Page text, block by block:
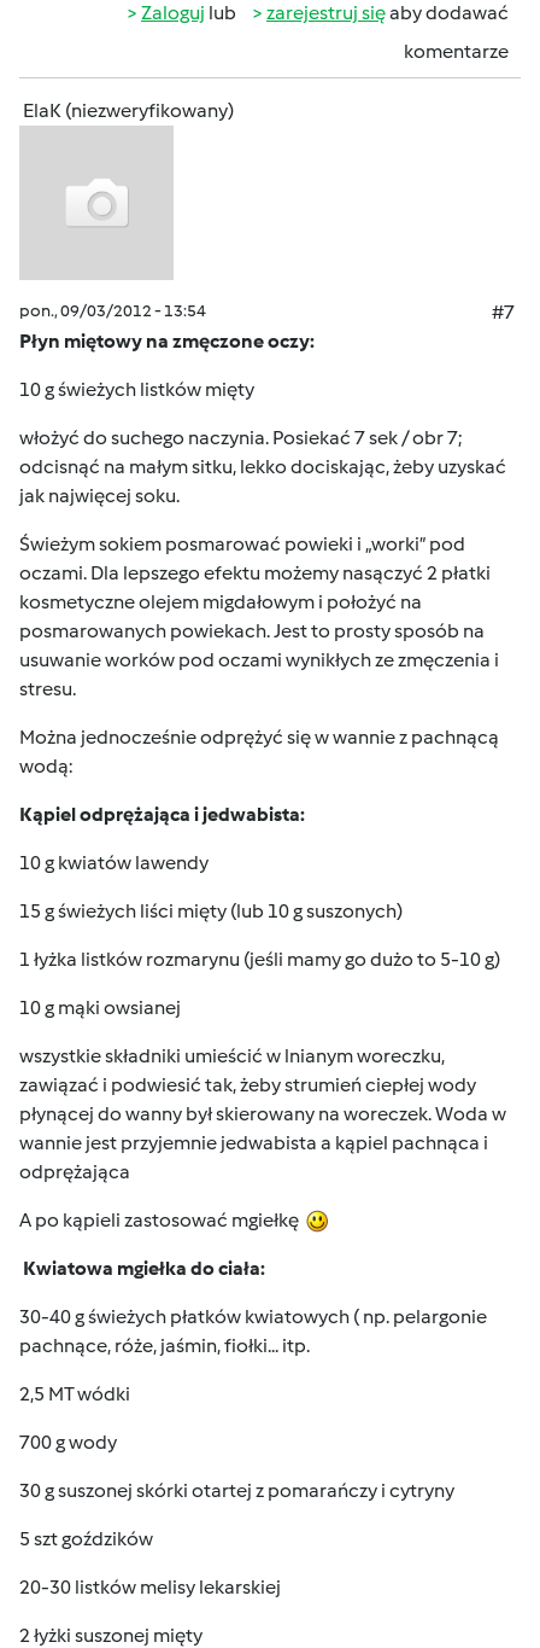
Zaloguj lub zarejestruj sięaby dodawać
komentarze
ElaK (niezweryfikowany)
pon., 09/03/2012 - 13:54
#7
Płyn miętowy na zmęczone oczy:
10 g świeżych listków mięty
włożyć do suchego naczynia. Posiekać 7 sek / obr 7;
odcisnąć na małym sitku, lekko dociskając, żeby uzyskać
jak najwięcej soku.
Świeżym sokiem posmarować powieki i „worki” pod
oczami. Dla lepszego efektu możemy nasączyć 2 płatki
kosmetyczne olejem migdałowym i położyć na
posmarowanych powiekach. Jest to prosty sposób na
usuwanie worków pod oczami wynikłych ze zmęczenia i
stresu.
Można jednocześnie odprężyć się w wannie z pachnącą
wodą:
Kąpiel odprężająca i jedwabista:
10 g kwiatów lawendy
15 g świeżych liści mięty (lub 10 g suszonych)
1 łyżka listków rozmarynu (jeśli mamy go dużo to 5-10 g)
10 g mąki owsianej
wszystkie składniki umieścić w lnianym woreczku,
zawiązać i podwiesić tak, żeby strumień ciepłej wody
płynącej do wanny był skierowany na woreczek. Woda w
wannie jest przyjemnie jedwabista a kąpiel pachnąca i
odprężająca
A po kąpieli zastosować mgiełkę
Kwiatowa mgiełka do ciała:
30-40 g świeżych płatków kwiatowych ( np. pelargonie
pachnące, róże, jaśmin, fiołki... itp.
2,5 MT wódki
700 g wody
30 g suszonej skórki otartej z pomarańczy i cytryny
5 szt goździków
20-30 listków melisy lekarskiej
2 łyżki suszonej mięty